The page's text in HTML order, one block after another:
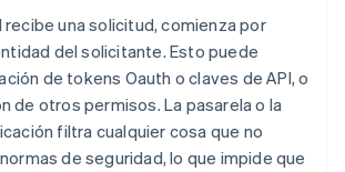
recibe una solicitud, comienza por
del solicitante. Esto puede
de tokens Oauth o claves de API, o
de otros permisos. La pasarela o la
filtra cualquier cosa que no
de seguridad, lo que impide que